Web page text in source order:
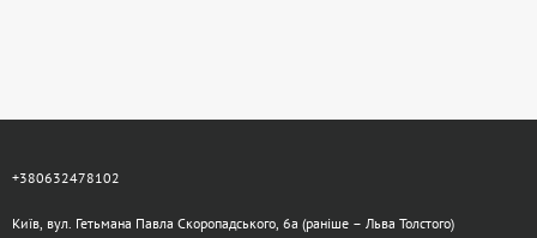
+380632478102
Київ, вул. Гетьмана Павла Скоропадського, 6а (раніше – Льва Толстого)